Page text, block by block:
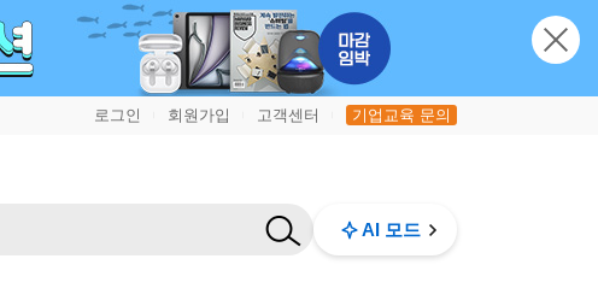
로그인 회원가입 고객센터 기업교육 문의
AI 모드